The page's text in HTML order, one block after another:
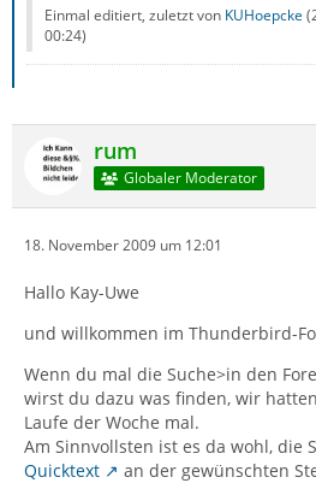
Einmal editiert, zuletzt von KUHoepcke (
00:24)
rum
Globaler Moderator
18. November 2009 um 12:01
Hallo Kay-Uwe
und willkommen im Thunderbird-
Wenn du mal die Suche>in den
wirst du dazu was finden, wir
Laufe der Woche mal.
Am Sinnvollsten ist es da wohl, die
Quicktext
an der gewünschten